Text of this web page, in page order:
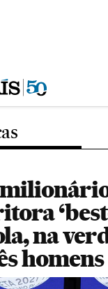
na
homens